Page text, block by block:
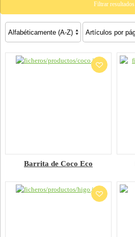
Filtrar resultados
Barrita de Coco Eco